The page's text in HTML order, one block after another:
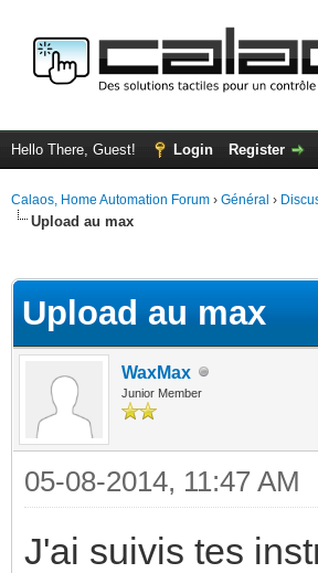
Hello There, Guest! Login Register
Calaos, Home Automation Forum › Général ›
Upload au max
Upload au max
WaxMax
Junior Member
05-08-2014, 11:47 AM
J'ai suivis tes